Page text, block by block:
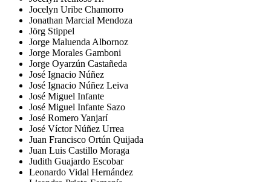
Jocelyn Uribe Chamorro
Jonathan Marcial Mendoza
Jörg Stippel
Jorge Maluenda Albornoz
Jorge Morales Gamboni
Jorge Oyarzún Castañeda
José Ignacio Núñez
José Ignacio Núñez Leiva
José Miguel Infante
José Miguel Infante Sazo
José Romero Yanjarí
José Víctor Núñez Urrea
Juan Francisco Ortún Quijada
Juan Luis Castillo Moraga
Judith Guajardo Escobar
Leonardo Vidal Hernández